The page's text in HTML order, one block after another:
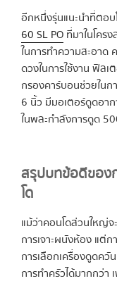
อีกหนึ่งรุ่นแนะนำที่ตอบ
60 SL PO ที่มาในโคร
ในการทำความสะอา
ดวงในการใช้งาน ฟิล
กรองคาร์บอนช่วยใน
6 นิ้ว มีมอเตอร์ดูดอา
ในพละกำลังการดูด
สรุปบทข้อดีของ
โด
แม้ว่าคอนโดส่วนใหญ่จ
การเจาะผนังห้อง แต่ก
การเลือกเครื่องดูดควั
การทำครัวได้มากกว่า